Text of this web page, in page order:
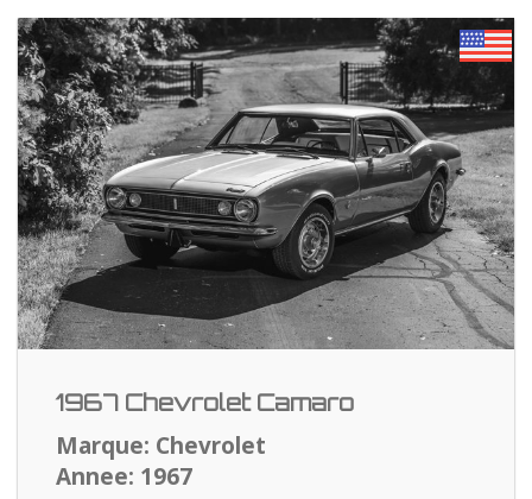
1967 Chevrolet Camaro
Marque: Chevrolet
Annee: 1967